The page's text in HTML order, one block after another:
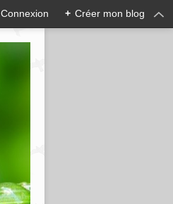
Connexion + Créer mon blog